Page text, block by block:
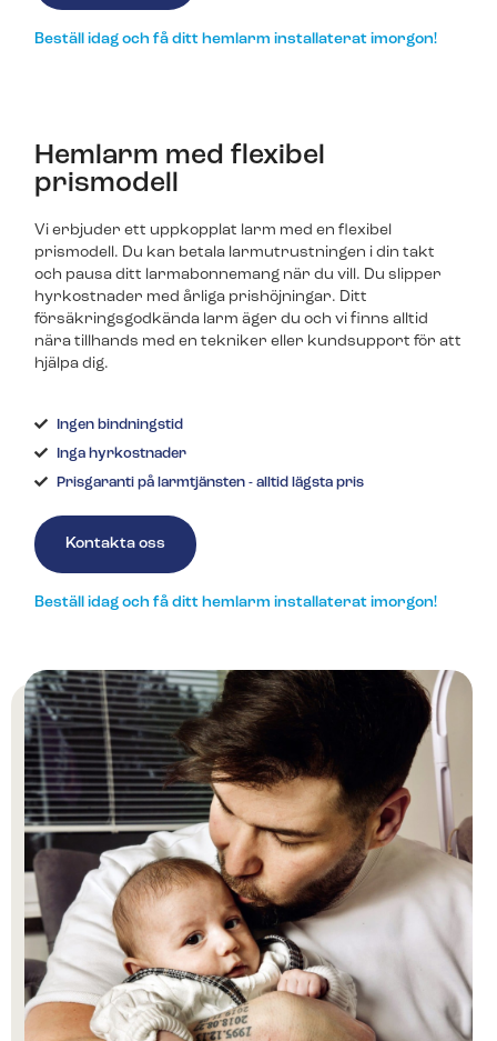
Beställ idag och få ditt hemlarm installaterat imorgon!
Hemlarm med flexibel
prismodell
Vi erbjuder ett uppkopplat larm med en flexibel
prismodell. Du kan betala larmutrustningen i din takt
och pausa ditt larmabonnemang när du vill. Du slipper
hyrkostnader med årliga prishöjningar. Ditt
försäkringsgodkända larm äger du och vi finns alltid
nära tillhands med en tekniker eller kundsupport för att
hjälpa dig.
Ingen bindningstid
Inga hyrkostnader
Prisgaranti på larmtjänsten - alltid lägsta pris
Kontakta oss
Beställ idag och få ditt hemlarm installaterat imorgon!